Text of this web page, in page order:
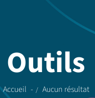
Outils
Accueil Aucun résultat